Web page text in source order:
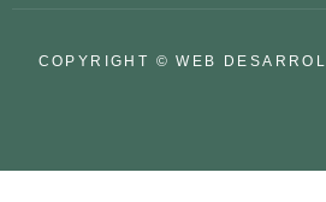
COPYRIGHT © WEB